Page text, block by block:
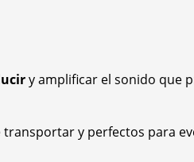
y amplificar el sonido que
transportar y perfectos para